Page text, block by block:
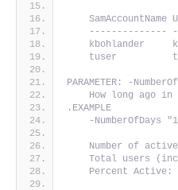
kbohlander
tuser
PARAMETER: -
How long ago in
.EXAMPLE
-NumberOfDays
Number of
Total users
Percent Active: